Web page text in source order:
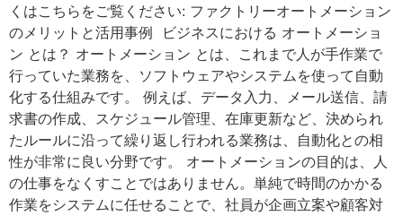
くはこちらをご覧ください: ファクトリーオートメーション
のメリットと活用事例 ビジネスにおける オートメーショ
ン とは？ オートメーション とは、これまで人が手作業で
行っていた業務を、ソフトウェアやシステムを使って自動
化する仕組みです。 例えば、データ入力、メール送信、請
求書の作成、スケジュール管理、在庫更新など、決められ
たルールに沿って繰り返し行われる業務は、自動化との相
性が非常に良い分野です。 オートメーションの目的は、人
の仕事をなくすことではありません。単純で時間のかかる
作業をシステムに任せることで、社員が企画立案や顧客対